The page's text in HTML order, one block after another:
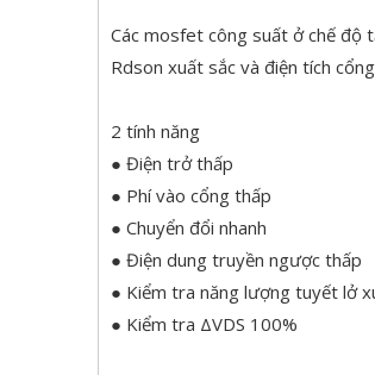
Các mosfet công suất ở chế độ
Rdson xuất sắc và điện tích
2 tính năng
● Điện trở thấp
● Phí vào cổng thấp
● Chuyển đổi nhanh
● Điện dung truyền ngược thấp
● Kiểm tra năng lượng tuyết lở
● Kiểm tra ΔVDS 100%